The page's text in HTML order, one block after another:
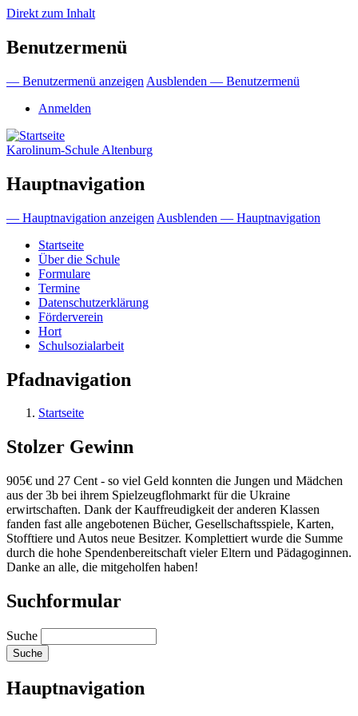
Direkt zum Inhalt
Benutzermenü
— Benutzermenü anzeigen Ausblenden — Benutzermenü
Anmelden
Karolinum-Schule Altenburg
Hauptnavigation
— Hauptnavigation anzeigen Ausblenden — Hauptnavigation
Startseite
Über die Schule
Formulare
Termine
Datenschutzerklärung
Förderverein
Hort
Schulsozialarbeit
Pfadnavigation
Startseite
Stolzer Gewinn
905€ und 27 Cent - so viel Geld konnten die Jungen und Mädchen
aus der 3b bei ihrem Spielzeugflohmarkt für die Ukraine
erwirtschaften. Dank der Kauffreudigkeit der anderen Klassen
fanden fast alle angebotenen Bücher, Gesellschaftsspiele, Karten,
Stofftiere und Autos neue Besitzer. Komplettiert wurde die Summe
durch die hohe Spendenbereitschaft vieler Eltern und Pädagoginnen.
Danke an alle, die mitgeholfen haben!
Suchformular
Suche
Hauptnavigation